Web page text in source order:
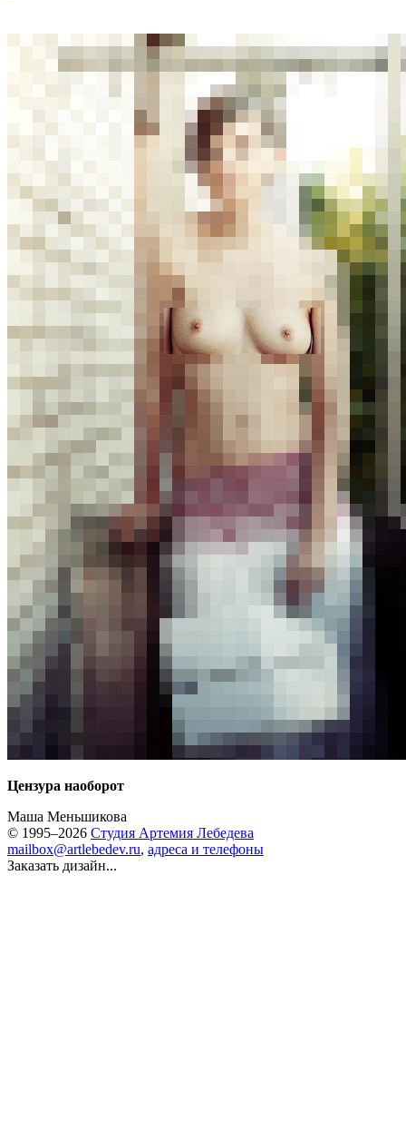
Цензура наоборот
Маша Меньшикова
© 1995–2026 Студия Артемия Лебедева
mailbox@artlebedev.ru, адреса и телефоны
Заказать дизайн...